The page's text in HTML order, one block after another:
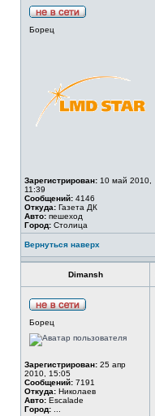
Борец
Зарегистрирован: 10 май 2010,
11:39
Сообщений: 4146
Откуда: Газета ДК
Авто: пешеход
Город: Столица
Вернуться наверх
Dimansh
Борец
Зарегистрирован: 25 апр
2010, 15:05
Сообщений: 7191
Откуда: Николаев
Авто: Escalade
Город: